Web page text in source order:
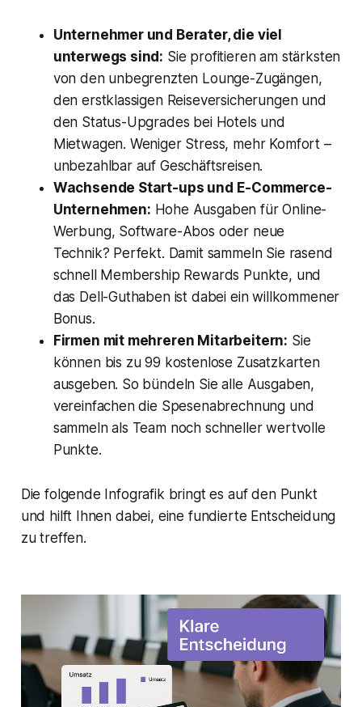
Unternehmer und Berater, die viel
unterwegs sind: Sie profitieren am stärksten
von den unbegrenzten Lounge-Zugängen,
den erstklassigen Reiseversicherungen und
den Status-Upgrades bei Hotels und
Mietwagen. Weniger Stress, mehr Komfort –
unbezahlbar auf Geschäftsreisen.
Wachsende Start-ups und E-Commerce-
Unternehmen: Hohe Ausgaben für Online-
Werbung, Software-Abos oder neue
Technik? Perfekt. Damit sammeln Sie rasend
schnell Membership Rewards Punkte, und
das Dell-Guthaben ist dabei ein willkommener
Bonus.
Firmen mit mehreren Mitarbeitern: Sie
können bis zu 99 kostenlose Zusatzkarten
ausgeben. So bündeln Sie alle Ausgaben,
vereinfachen die Spesenabrechnung und
sammeln als Team noch schneller wertvolle
Punkte.
Die folgende Infografik bringt es auf den Punkt
und hilft Ihnen dabei, eine fundierte Entscheidung
zu treffen.